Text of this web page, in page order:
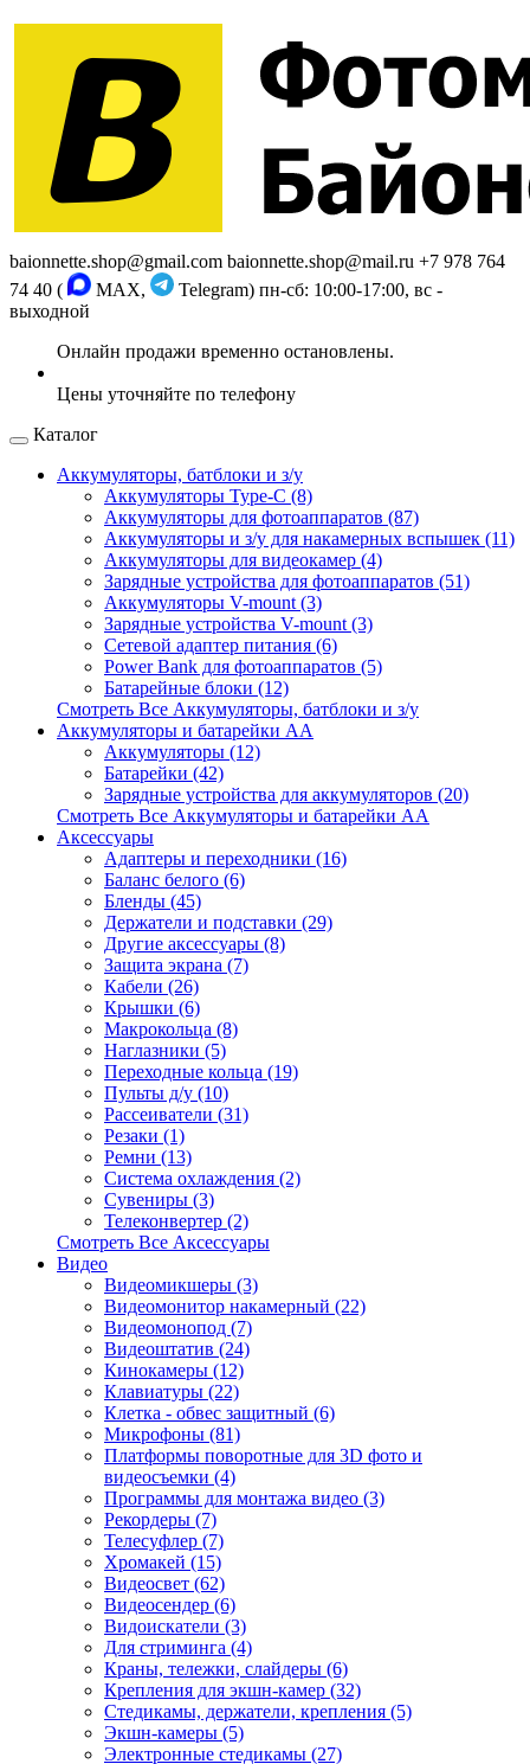
baionnette.shop@gmail.com baionnette.shop@mail.ru +7 978 764
74 40 (
MAX, Telegram) пн-сб: 10:00-17:00, вс -
выходной
Каталог
Аккумуляторы, батблоки и з/у
Аккумуляторы Type-C (8)
Аккумуляторы для фотоаппаратов (87)
Аккумуляторы и з/у для накамерных вспышек (11)
Аккумуляторы для видеокамер (4)
Зарядные устройства для фотоаппаратов (51)
Аккумуляторы V-mount (3)
Зарядные устройства V-mount (3)
Сетевой адаптер питания (6)
Power Bank для фотоаппаратов (5)
Батарейные блоки (12)
Смотреть Все Аккумуляторы, батблоки и з/у
Аккумуляторы и батарейки AA
Аккумуляторы (12)
Батарейки (42)
Зарядные устройства для аккумуляторов (20)
Смотреть Все Аккумуляторы и батарейки AA
Аксессуары
Адаптеры и переходники (16)
Баланс белого (6)
Бленды (45)
Держатели и подставки (29)
Другие аксессуары (8)
Защита экрана (7)
Кабели (26)
Крышки (6)
Макрокольца (8)
Наглазники (5)
Переходные кольца (19)
Пульты д/у (10)
Рассеиватели (31)
Резаки (1)
Ремни (13)
Система охлаждения (2)
Сувениры (3)
Телеконвертер (2)
Смотреть Все Аксессуары
Видео
Видеомикшеры (3)
Видеомонитор накамерный (22)
Видеомонопод (7)
Видеоштатив (24)
Кинокамеры (12)
Клавиатуры (22)
Клетка - обвес защитный (6)
Микрофоны (81)
Платформы поворотные для 3D фото и
видеосъемки (4)
Программы для монтажа видео (3)
Рекордеры (7)
Телесуфлер (7)
Хромакей (15)
Видеосвет (62)
Видеосендер (6)
Видоискатели (3)
Для стриминга (4)
Краны, тележки, слайдеры (6)
Крепления для экшн-камер (32)
Стедикамы, держатели, крепления (5)
Экшн-камеры (5)
Электронные стедикамы (27)